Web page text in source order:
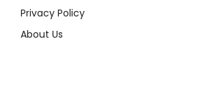
Privacy Policy
About Us